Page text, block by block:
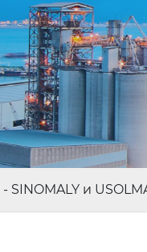
- SINOMALY и